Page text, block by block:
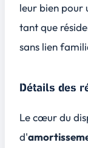
leur bien pour
tant que
sans lien
Détails des
Le cœur du
d'